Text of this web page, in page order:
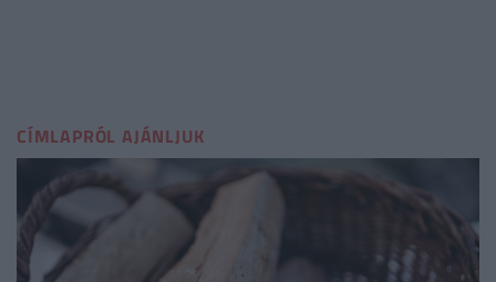
CÍMLAPRÓL AJÁNLJUK